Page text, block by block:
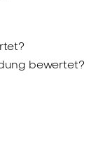
bewertet?